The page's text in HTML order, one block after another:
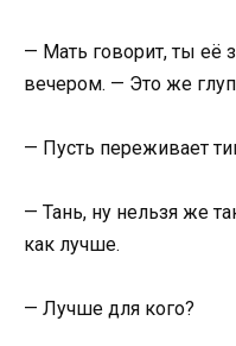
— Мать говорит, ты её
вечером. — Это же
— Пусть переживает
— Тань, ну нельзя же
как лучше.
— Лучше для кого?